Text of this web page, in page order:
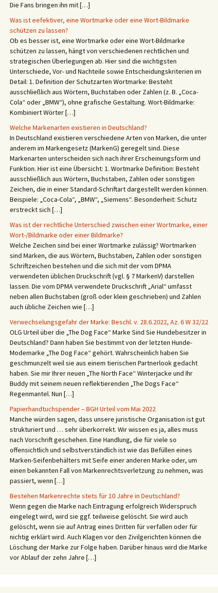
Die Fans bringen ihn mit […]
Was ist eefektiver, eine Wortmarke oder eine Wort-Bildmarke
schützen zu lassen?
Ob es besser ist, eine Wortmarke oder eine Wort-Bildmarke
schützen zu lassen, hängt von verschiedenen rechtlichen und
strategischen Überlegungen ab. Hier sind die wichtigsten
Unterschiede, Vor- und Nachteile sowie Entscheidungskriterien im
Detail: 1. Definition der Schutzarten Wortmarke: Besteht
ausschließlich aus Wörtern, Buchstaben oder Zahlen (z. B. „Coca-
Cola“ oder „BMW“), ohne grafische Gestaltung. Wort-Bildmarke:
Kombiniert Wörter […]
Welche Markenarten existieren in Deutschland?
In Deutschland existieren verschiedene Arten von Marken, die unter
anderem im Markengesetz (MarkenG) geregelt sind. Diese
Markenarten unterscheiden sich nach ihrer Erscheinungsform und
Funktion. Hier ist eine Übersicht: 1. Wortmarke Definition: Besteht
ausschließlich aus Wörtern, Buchstaben, Zahlen oder sonstigen
Zeichen, die in einer Standard-Schriftart dargestellt werden können.
Beispiele: „Coca-Cola“, „BMW“, „Siemens“. Besonderheit: Schutz
erstreckt sich […]
Was ist der rechtliche Unterschied zwischen einer Wortmarke, einer
Wort-/Bildmarke oder einer Bildmarke?
Welche Zeichen sind bei einer Wortmarke zulässig? Wortmarken
sind Marken, die aus Wörtern, Buchstaben, Zahlen oder sonstigen
Schriftzeichen bestehen und die sich mit der vom DPMA
verwendeten üblichen Druckschrift (vgl. § 7 MarkenV) darstellen
lassen. Die vom DPMA verwendete Druckschrift „Arial“ umfasst
neben allen Buchstaben (groß oder klein geschrieben) und Zahlen
auch übliche Zeichen wie […]
Verwechselungsgefahr der Marke: Beschl. v. 28.6.2022, Az. 6 W 32/22
OLG Urteil über die „The Dog Face“ Marke Sind Sie Hundebesitzer in
Deutschland? Dann haben Sie bestimmt von der letzten Hunde-
Modemarke „The Dog Face“ gehört. Wahrscheinlich haben Sie
geschmunzelt weil sie aus einem tierischen Partnerlook gedacht
haben. Sie mir Ihrer neuen „The North Face“ Winterjacke und Ihr
Buddy mit seinem neuen reflektierenden „The Dogs Face“
Regenmantel. Nun […]
Papierhandtuchspender – BGH Urteil vom Mai 2022
Manche würden sagen, dass unsere juristische Organisation ist gut
strukturiert und … sehr überkorrekt. Wir wissen es ja, alles muss
nach Vorschrift geschehen. Eine Handlung, die für viele so
offensichtlich und selbstverständlich ist wie das Befüllen eines
Marken-Seifenbehälters mit Seife einer anderen Marke oder, um
einen bekannten Fall von Markenrechtsverletzung zu nehmen, was
passiert, wenn […]
Bestehen Markenrechte stets für 10 Jahre in Deutschland?
Wenn gegen die Marke nach Eintragung erfolgreich Widerspruch
eingelegt wird, wird sie ggf. teilweise gelöscht. Sie wird auch
gelöscht, wenn sie auf Antrag eines Dritten für verfallen oder für
nichtig erklärt wird. Auch Klagen vor den Zivilgerichten können die
Löschung der Marke zur Folge haben. Darüber hinaus wird die Marke
vor Ablauf der zehn Jahre […]